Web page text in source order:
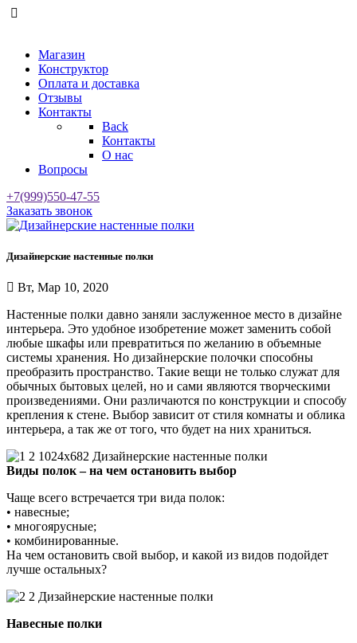
Магазин
Конструктор
Оплата и доставка
Отзывы
Контакты
Back
Контакты
О нас
Вопросы
+7(999)550-47-55
Заказать звонок
Дизайнерские настенные полки
Вт, Мар 10, 2020
Настенные полки давно заняли заслуженное место в дизайне
интерьера. Это удобное изобретение может заменить собой
любые шкафы или превратиться по желанию в объемные
системы хранения. Но дизайнерские полочки способны
преобразить пространство. Такие вещи не только служат для
обычных бытовых целей, но и сами являются творческими
произведениями. Они различаются по конструкции и способу
крепления к стене. Выбор зависит от стиля комнаты и облика
интерьера, а так же от того, что будет на них храниться.
Виды полок – на чем остановить выбор
Чаще всего встречается три вида полок:
• навесные;
• многоярусные;
• комбинированные.
На чем остановить свой выбор, и какой из видов подойдет
лучше остальных?
Навесные полки